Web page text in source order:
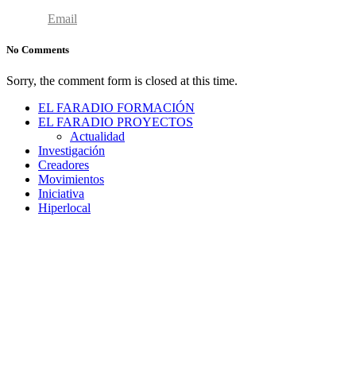
Email
No Comments
Sorry, the comment form is closed at this time.
EL FARADIO FORMACIÓN
EL FARADIO PROYECTOS
Actualidad
Investigación
Creadores
Movimientos
Iniciativa
Hiperlocal